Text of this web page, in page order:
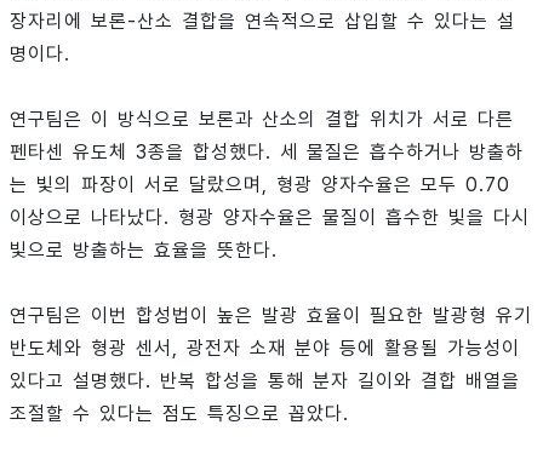
장자리에 보론-산소 결합을 연속적으로 삽입할 수 있다는 설
명이다.
연구팀은 이 방식으로 보론과 산소의 결합 위치가 서로 다른
펜타센 유도체 3종을 합성했다. 세 물질은 흡수하거나 방출하
는 빛의 파장이 서로 달랐으며, 형광 양자수율은 모두 0.70
이상으로 나타났다. 형광 양자수율은 물질이 흡수한 빛을 다시
빛으로 방출하는 효율을 뜻한다.
연구팀은 이번 합성법이 높은 발광 효율이 필요한 발광형 유기
반도체와 형광 센서, 광전자 소재 분야 등에 활용될 가능성이
있다고 설명했다. 반복 합성을 통해 분자 길이와 결합 배열을
조절할 수 있다는 점도 특징으로 꼽았다.